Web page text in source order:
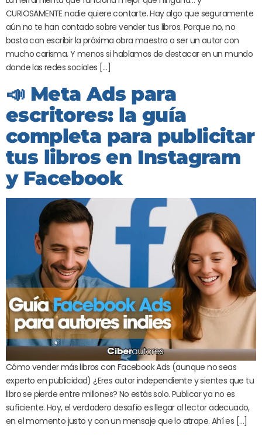
CURIOSAMENTE nadie quiere contarte. Hay algo que seguramente
aún no te han contado sobre vender tus libros. Porque no, no
basta con escribir la próxima obra maestra o ser un autor con
mucho carisma. Y menos si hablamos de destacar en un mundo
donde las redes sociales […]
📣 Meta Ads para
escritores: la guía
completa para publicitar
tus libros en Instagram
y Facebook
Cómo vender más libros con Facebook Ads (aunque no seas
experto en publicidad) ¿Eres autor independiente y sientes que tu
libro se pierde entre millones? No estás solo. Publicar ya no es
suficiente. Hoy, el verdadero desafío es llegar al lector adecuado,
en el momento justo y con un mensaje que lo atrape. Ahí es […]